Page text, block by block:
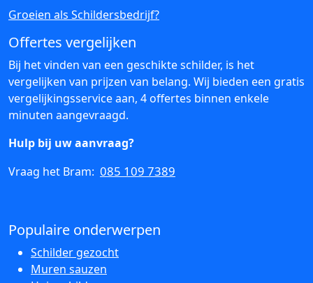
Groeien als Schildersbedrijf?
Offertes vergelijken
Bij het vinden van een geschikte schilder, is het
vergelijken van prijzen van belang. Wij bieden een gratis
vergelijkingsservice aan, 4 offertes binnen enkele
minuten aangevraagd.
Hulp bij uw aanvraag?
Vraag het Bram: 085 109 7389
Populaire onderwerpen
Schilder gezocht
Muren sauzen